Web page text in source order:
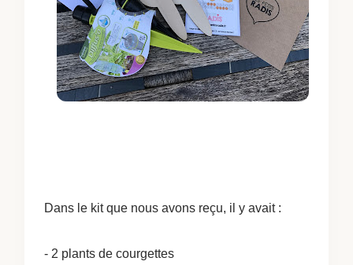
Dans le kit que nous avons reçu, il y avait :
- 2 plants de courgettes